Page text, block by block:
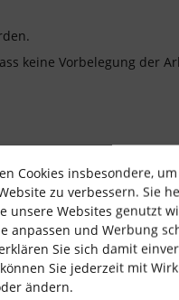
keine Vorbelegung der
Zukunft.
Cookies insbesondere,
zu verbessern. Sie
unsere Websites genutzt
anpassen und Werbung
Sie sich damit
Sie jederzeit mit
ändern.